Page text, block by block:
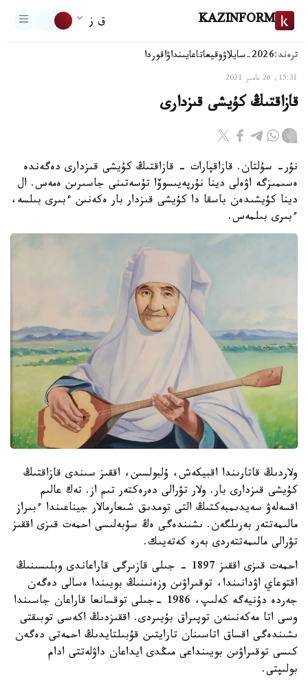
KAZINFORM ق ز
ترەند:2026-سايلاۋ وقيعاتاعايىنداۋاقوردا
15:31, 26 مامىر 2021
قازاقتىڭ كۇيشى قىزدارى
نۇر- سۇلتان. قازاقپارات - قازاقتىڭ كۇيشى قىزدارى دەگەندە
ەسىمىزگە اۋەلى دينا نۇرپەيىسوۆا تۇسەتىنى جاسىرىن ەمەس. ال
دينا كۇيشىدەن باسقا دا كۇيشى قىزدار بار ەكەنىن ءبىرى بىلسە،
ءبىرى بىلمەس.
ولاردىڭ قاتارىندا اقبيكەش، ۇلبولسىن، اققىز سىندى قازاقتىڭ
كۇيشى قىزدارى بار. ولار تۋرالى دەرەكتەر تىم از. تەك عالىم
اقسەلەۋ سەيدىمبەكتىڭ التى تومدىق شىعارمالار جيناعىندا ءبىراز
مالىمەتتەر بەرىلگەن. ىشىندەگى ەڭ سۇبەلىسى احمەت قىزى اققىز
تۋرالى مالىمەتتەردى بەرە كەتەيىك.
احمەت قىزى اققىز 1897 - جىلى قازىرگى قاراعاندى وبلىسىنىڭ
اقتوعاي اۋدانىندا، توقىراۋىن وزەنىنىڭ بويىندا ەسالى دەگەن
جەردە دۇنيەگە كەلىپ، 1986 -جىلى توقسانعا قاراعان جاسىندا
وسى اتا مەكەنىنەن توپىراق بۇيىردى. اققىزدىڭ اكەسى توبىقتى
ىشىندەگى اقساق اتاسىنان تارايتىن قۇبىلتايدىڭ احمەتى دەگەن
كىسى توقىراۋىن بويىنداعى مىڭدى ايداعان داۋلەتتى ادام
بولىپتى.